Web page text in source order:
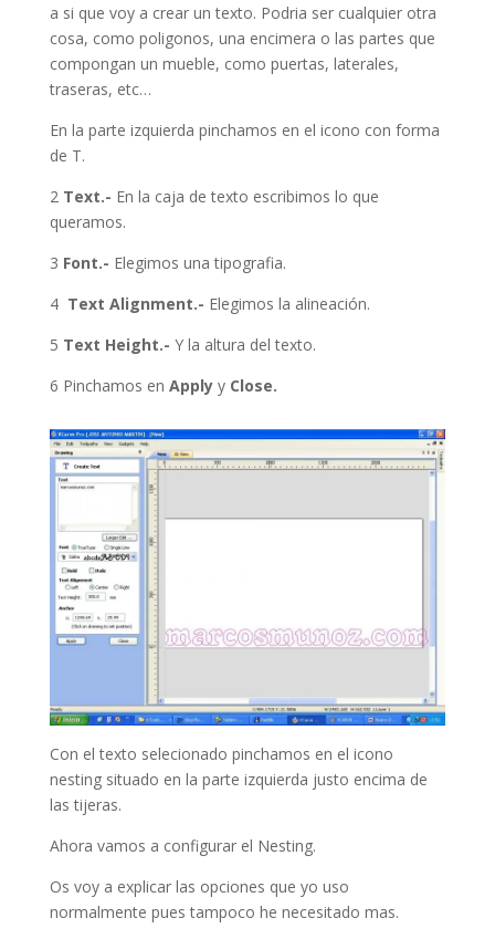
a si que voy a crear un texto. Podria ser cualquier otra
cosa, como poligonos, una encimera o las partes que
compongan un mueble, como puertas, laterales,
traseras, etc…
En la parte izquierda pinchamos en el icono con forma
de T.
2 Text.- En la caja de texto escribimos lo que
queramos.
3 Font.- Elegimos una tipografia.
4 Text Alignment.- Elegimos la alineación.
5 Text Height.- Y la altura del texto.
6 Pinchamos en Applyy Close.
Con el texto selecionado pinchamos en el icono
nesting situado en la parte izquierda justo encima de
las tijeras.
Ahora vamos a configurar el Nesting.
Os voy a explicar las opciones que yo uso
normalmente pues tampoco he necesitado mas.